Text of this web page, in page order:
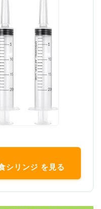
シリンジ を見る